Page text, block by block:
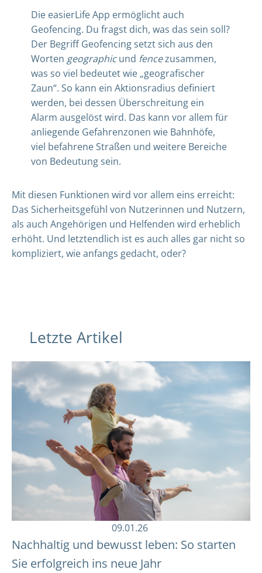
Die easierLife App ermöglicht auch
Geofencing. Du fragst dich, was das sein soll?
Der Begriff Geofencing setzt sich aus den
Worten geographicund fencezusammen,
was so viel bedeutet wie „geografischer
Zaun“. So kann ein Aktionsradius definiert
werden, bei dessen Überschreitung ein
Alarm ausgelöst wird. Das kann vor allem für
anliegende Gefahrenzonen wie Bahnhöfe,
viel befahrene Straßen und weitere Bereiche
von Bedeutung sein.
Mit diesen Funktionen wird vor allem eins erreicht:
Das Sicherheitsgefühl von Nutzerinnen und Nutzern,
als auch Angehörigen und Helfenden wird erheblich
erhöht. Und letztendlich ist es auch alles gar nicht so
kompliziert, wie anfangs gedacht, oder?
Letzte Artikel
09.01.26
Nachhaltig und bewusst leben: So starten
Sie erfolgreich ins neue Jahr